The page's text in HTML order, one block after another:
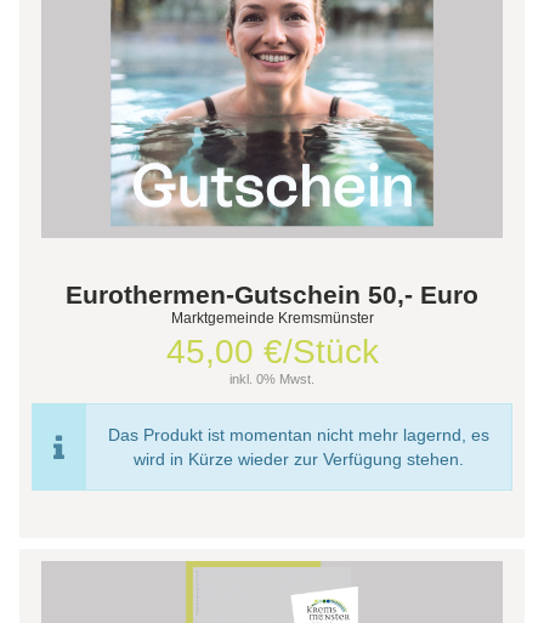
Eurothermen-Gutschein 50,- Euro
Marktgemeinde Kremsmünster
45,00 €/Stück
inkl. 0% Mwst.
Das Produkt ist momentan nicht mehr lagernd, es
wird in Kürze wieder zur Verfügung stehen.